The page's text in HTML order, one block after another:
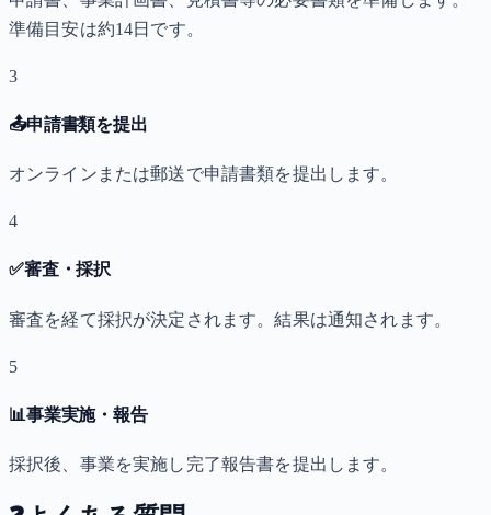
準備目安は約14日です。
3
📤申請書類を提出
オンラインまたは郵送で申請書類を提出します。
4
✅審査・採択
審査を経て採択が決定されます。結果は通知されます。
5
📊事業実施・報告
採択後、事業を実施し完了報告書を提出します。